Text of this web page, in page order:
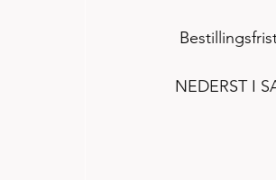
NEDERST I